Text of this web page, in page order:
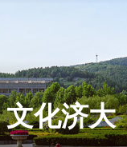
文化济大